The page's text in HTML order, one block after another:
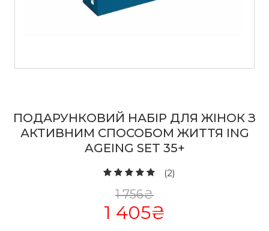
ПОДАРУНКОВИЙ НАБІР ДЛЯ ЖІНОК З
АКТИВНИМ СПОСОБОМ ЖИТТЯ ING
AGEING SET 35+
(2)
1 756₴
1 405₴